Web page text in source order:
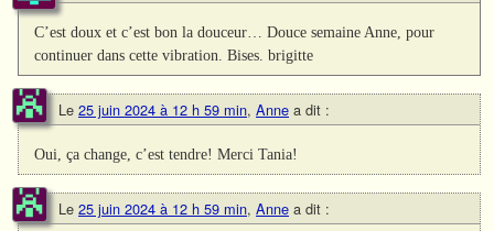
C’est doux et c’est bon la douceur… Douce semaine Anne, pour
continuer dans cette vibration. Bises. brigitte
Le 25 juin 2024 à 12 h 59 min, Anne a dit :
Oui, ça change, c’est tendre! Merci Tania!
Le 25 juin 2024 à 12 h 59 min, Anne a dit :